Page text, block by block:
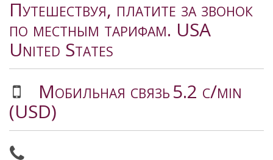
Путешествуя, платите за звонок
по местным тарифам. USA
United States
Мобильная связь5.2 c/min
(USD)